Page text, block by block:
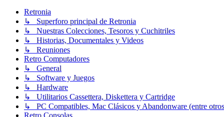
Retronia
↳ Superforo principal de Retronia
↳ Nuestras Colecciones, Tesoros y Cuchitriles
↳ Historias, Documentales y Videos
↳ Reuniones
Retro Computadores
↳ General
↳ Software y Juegos
↳ Hardware
↳ Utilitarios Cassettera, Diskettera y Cartridge
↳ PC Compatibles, Mac Clásicos y Abandonware (entre